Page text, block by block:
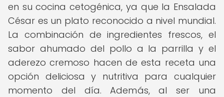
en su cocina cetogénica, ya que la Ensalada
César es un plato reconocido a nivel mundial.
La combinación de ingredientes frescos, el
sabor ahumado del pollo a la parrilla y el
aderezo cremoso hacen de esta receta una
opción deliciosa y nutritiva para cualquier
momento del día. Además, al ser una